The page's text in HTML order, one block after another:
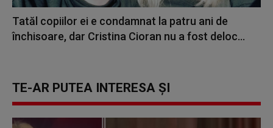
Tatăl copiilor ei e condamnat la patru ani de
închisoare, dar Cristina Cioran nu a fost deloc...
TE-AR PUTEA INTERESA ȘI